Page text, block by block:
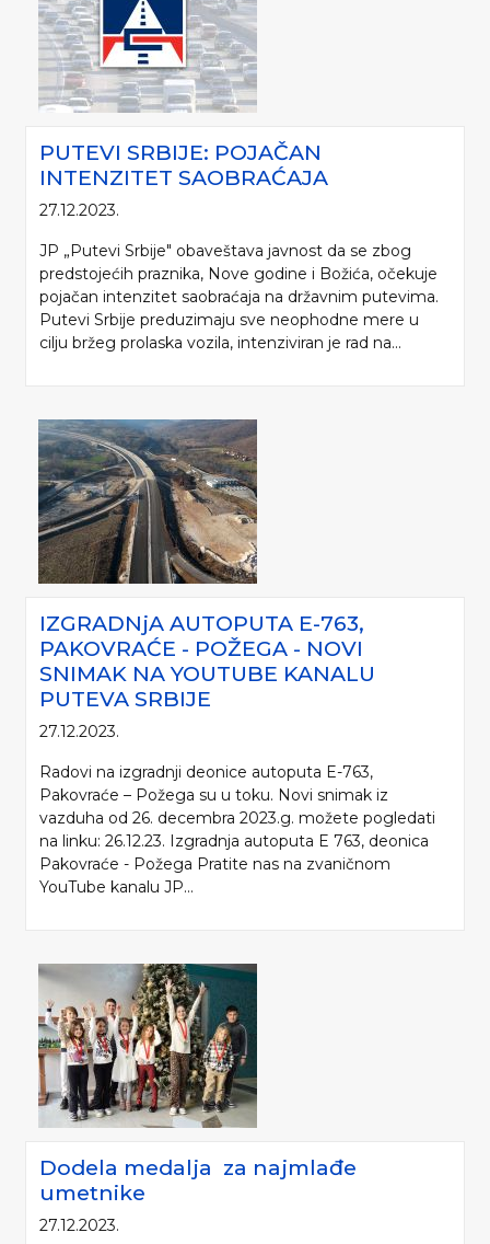
PUTEVI SRBIJE: POJAČAN
INTENZITET SAOBRAĆAJA
27.12.2023.
JP „Putevi Srbije" obaveštava javnost da se zbog
predstojećih praznika, Nove godine i Božića, očekuje
pojačan intenzitet saobraćaja na državnim putevima.
Putevi Srbije preduzimaju sve neophodne mere u
cilju bržeg prolaska vozila, intenziviran je rad na...
IZGRADNjA AUTOPUTA E-763,
PAKOVRAĆE - POŽEGA - NOVI
SNIMAK NA YOUTUBE KANALU
PUTEVA SRBIJE
27.12.2023.
Radovi na izgradnji deonice autoputa E-763,
Pakovraće – Požega su u toku. Novi snimak iz
vazduha od 26. decembra 2023.g. možete pogledati
na linku: 26.12.23. Izgradnja autoputa E 763, deonica
Pakovraće - Požega Pratite nas na zvaničnom
YouTube kanalu JP...
Dodela medalja za najmlađe
umetnike
27.12.2023.